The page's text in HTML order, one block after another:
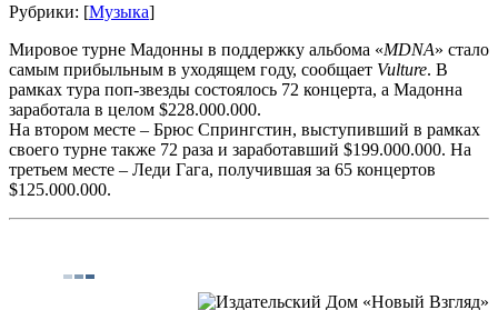
Рубрики: [Музыка]
Мировое турне Мадонны в поддержку альбома «MDNA» стало
самым прибыльным в уходящем году, сообщает Vulture. В
рамках тура поп-звезды состоялось 72 концерта, а Мадонна
заработала в целом $228.000.000.
На втором месте – Брюс Спрингстин, выступивший в рамках
своего турне также 72 раза и заработавший $199.000.000. На
третьем месте – Леди Гага, получившая за 65 концертов
$125.000.000.